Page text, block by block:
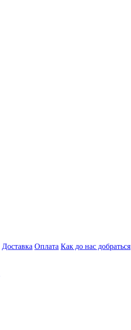
Доставка Оплата Как до нас добраться